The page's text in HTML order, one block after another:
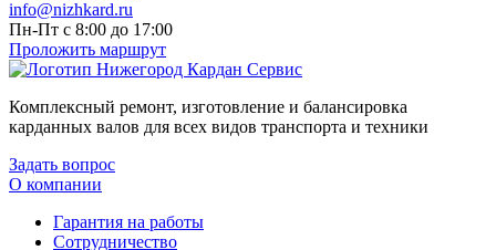
info@nizhkard.ru
Пн-Пт с 8:00 до 17:00
Проложить маршрут
Комплексный ремонт, изготовление и балансировка
карданных валов для всех видов транспорта и техники
Задать вопрос
О компании
Гарантия на работы
Сотрудничество